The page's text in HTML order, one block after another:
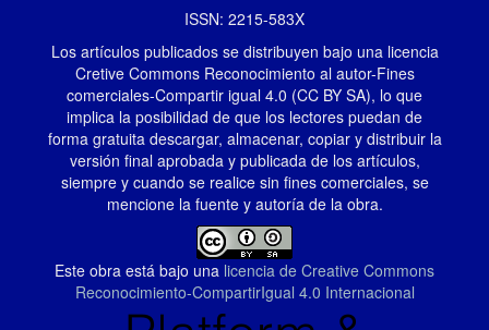
ISSN: 2215-583X
Los artículos publicados se distribuyen bajo una licencia
Cretive Commons Reconocimiento al autor-Fines
comerciales-Compartir igual 4.0 (CC BY SA), lo que
implica la posibilidad de que los lectores puedan de
forma gratuita descargar, almacenar, copiar y distribuir la
versión final aprobada y publicada de los artículos,
siempre y cuando se realice sin fines comerciales, se
mencione la fuente y autoría de la obra.
Este obra está bajo una licencia de Creative Commons
Reconocimiento-CompartirIgual 4.0 Internacional